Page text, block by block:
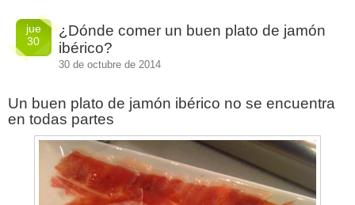
jue
30
¿Dónde comer un buen plato de jamón
ibérico?
30 de octubre de 2014
Un buen plato de jamón ibérico no se encuentra
en todas partes